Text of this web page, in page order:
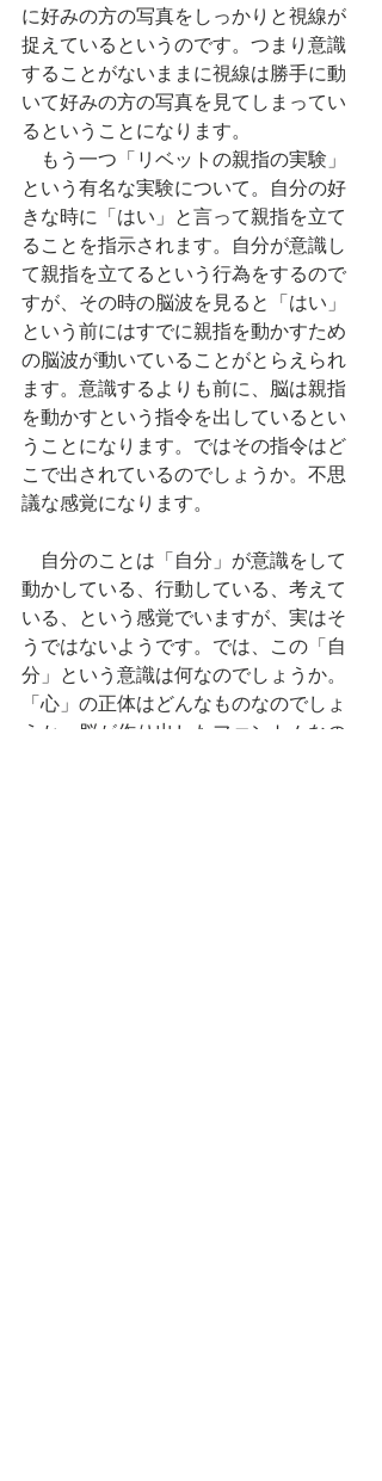
に好みの方の写真をしっかりと視線が
捉えているというのです。つまり意識
することがないままに視線は勝手に動
いて好みの方の写真を見てしまってい
るということになります。
もう一つ「リベットの親指の実験」
という有名な実験について。自分の好
きな時に「はい」と言って親指を立て
ることを指示されます。自分が意識し
て親指を立てるという行為をするので
すが、その時の脳波を見ると「はい」
という前にはすでに親指を動かすため
の脳波が動いていることがとらえられ
ます。意識するよりも前に、脳は親指
を動かすという指令を出しているとい
うことになります。ではその指令はど
こで出されているのでしょうか。不思
議な感覚になります。
自分のことは「自分」が意識をして
動かしている、行動している、考えて
いる、という感覚でいますが、実はそ
うではないようです。では、この「自
分」という意識は何なのでしょうか。
「心」の正体はどんなものなのでしょ
うか。脳が作り出したファントムなの